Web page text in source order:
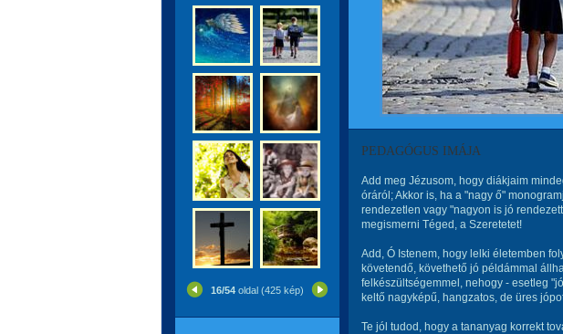
16/54 oldal (425 kép)
PEDAGÓGUS IMÁJA
Add meg Jézusom, hogy diákjaim
óráról; Akkor is, ha a "nagy ő"
rendezetlen vagy "nagyon is jó
megismerni Téged, a Szeretetet!
Add, Ó Istenem, hogy lelki életemben
követendő, követhető jó példámmal
felkészültségemmel, nehogy - esetleg
keltő nagyképű, hangzatos, de üres
Te jól tudod, hogy a tananyag korrekt